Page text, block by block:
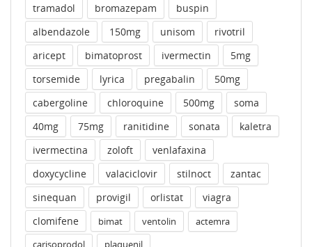
tramadol
bromazepam
buspin
albendazole
150mg unisom
rivotril
aricept
bimatoprost ivermectin
5mg
torsemide
lyrica pregabalin
50mg
cabergoline
chloroquine 500mg
soma
40mg
75mg ranitidine sonata
kaletra
ivermectina
zoloft
venlafaxina
doxycycline
valaciclovir stilnoct
zantac
sinequan
provigil orlistat
viagra
clomifene
bimat ventolin
actemra
carisoprodol
plaquenil